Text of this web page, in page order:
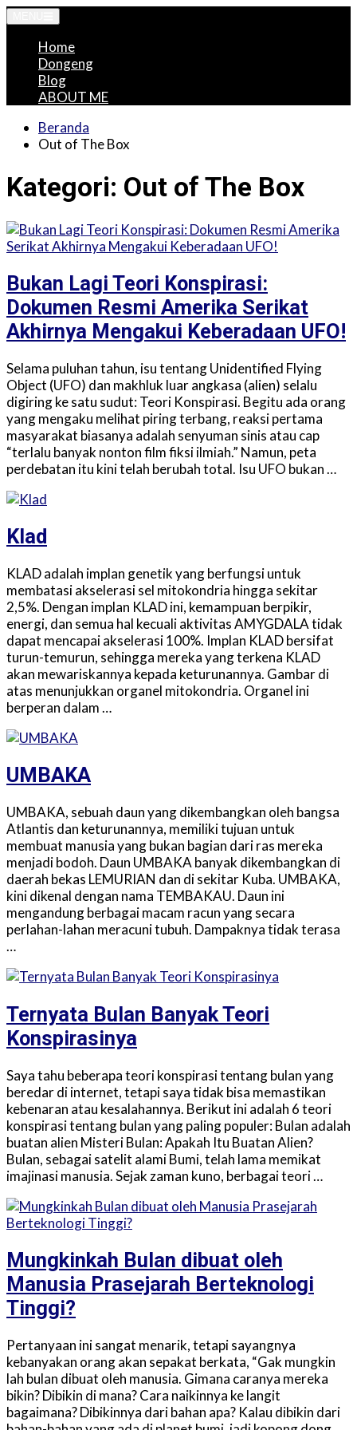
Langsung
kontenHome
Dongeng
Blog
ABOUT ME
Beranda
Out of The Box
Kategori: Out of The Box
Bukan Lagi Teori Konspirasi:
Dokumen Resmi Amerika Serikat
Akhirnya Mengakui Keberadaan UFO!
Selama puluhan tahun, isu tentang Unidentified Flying
Object (UFO) dan makhluk luar angkasa (alien) selalu
digiring ke satu sudut: Teori Konspirasi. Begitu ada orang
yang mengaku melihat piring terbang, reaksi pertama
masyarakat biasanya adalah senyuman sinis atau cap
“terlalu banyak nonton film fiksi ilmiah.” Namun, peta
perdebatan itu kini telah berubah total. Isu UFO bukan …
Klad
KLAD adalah implan genetik yang berfungsi untuk
membatasi akselerasi sel mitokondria hingga sekitar
2,5%. Dengan implan KLAD ini, kemampuan berpikir,
energi, dan semua hal kecuali aktivitas AMYGDALA tidak
dapat mencapai akselerasi 100%. Implan KLAD bersifat
turun-temurun, sehingga mereka yang terkena KLAD
akan mewariskannya kepada keturunannya. Gambar di
atas menunjukkan organel mitokondria. Organel ini
berperan dalam …
UMBAKA
UMBAKA, sebuah daun yang dikembangkan oleh bangsa
Atlantis dan keturunannya, memiliki tujuan untuk
membuat manusia yang bukan bagian dari ras mereka
menjadi bodoh. Daun UMBAKA banyak dikembangkan di
daerah bekas LEMURIAN dan di sekitar Kuba. UMBAKA,
kini dikenal dengan nama TEMBAKAU. Daun ini
mengandung berbagai macam racun yang secara
perlahan-lahan meracuni tubuh. Dampaknya tidak terasa
…
Ternyata Bulan Banyak Teori
Konspirasinya
Saya tahu beberapa teori konspirasi tentang bulan yang
beredar di internet, tetapi saya tidak bisa memastikan
kebenaran atau kesalahannya. Berikut ini adalah 6 teori
konspirasi tentang bulan yang paling populer: Bulan adalah
buatan alien Misteri Bulan: Apakah Itu Buatan Alien?
Bulan, sebagai satelit alami Bumi, telah lama memikat
imajinasi manusia. Sejak zaman kuno, berbagai teori …
Mungkinkah Bulan dibuat oleh
Manusia Prasejarah Berteknologi
Tinggi?
Pertanyaan ini sangat menarik, tetapi sayangnya
kebanyakan orang akan sepakat berkata, “Gak mungkin
lah bulan dibuat oleh manusia. Gimana caranya mereka
bikin? Dibikin di mana? Cara naikinnya ke langit
bagaimana? Dibikinnya dari bahan apa? Kalau dibikin dari